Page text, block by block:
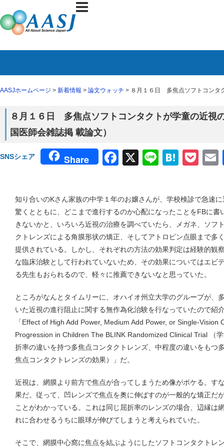
AASJホームページ > 新着情報 > 論文ウォッチ > ８月１６日 多焦点ソフトコンタ
８月１６日 多焦点ソフトコンタクトが学童の近視
国医師会雑誌掲 載論文）
SNSシェア Share Facebook
X Line
知り合いのKさん家族の中学１年のお嬢さんが、学校検診で急速
驚くとともに、どこまで進行するのか心配になったことをFBに書
きないかと、いろいろ近視の治療を調べていたら、メガネ、ソフ
クトレンズによる角膜形状の矯正、そしてアトロピン点眼まで多
提供されている。しかし、それぞれの方法の効果判定は経験的観
な臨床治験として行われていないため、その効果についてはエビ
る先生もおられるので、軽々に推薦できないなと思っていた。
ところがなんとタイムリーに、オハイオ州立大学のグループが、
いた近視の進行阻止に関する無作為化治験を行なっていたので紹
「Effect of High Add Power, Medium Add Power, or Single-Vision
Progression in Children The BLINK Randomized Clinical Trial （
折率の違いを持つ多焦点コンタクトレンズ、中程度の違いをもつ
焦点コンタクトレンズの効果）」だ。
近視は、網膜より前方で焦点が合ってしまうため像がボケる。す
果だ。従って、凹レンズで焦点を奥に伸ばすのが一般的な矯正だ
ことがわかっている。これは同じ屈折率のレンズの場合、辺縁は
れに合わせるうちに眼球が伸びてしまうと考えられていた。
そこで、網膜中心窩に焦点を結ぶようにしたソフトコンタクトレ